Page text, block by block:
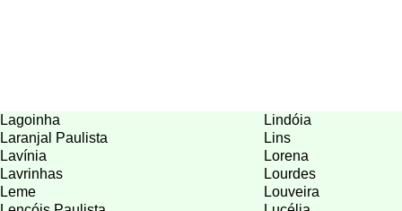
Lagoinha
Lindóia
Laranjal Paulista
Lins
Lavínia
Lorena
Lavrinhas
Lourdes
Leme
Louveira